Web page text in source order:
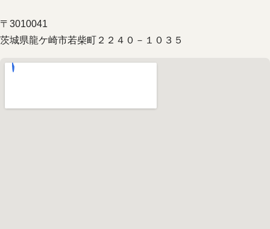
〒3010041
茨城県龍ケ崎市若柴町２２４０－１０３５